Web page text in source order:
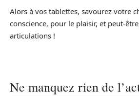
Alors à vos tablettes, savourez votre
conscience, pour le plaisir, et peut-
articulations !
Ne manquez rien de